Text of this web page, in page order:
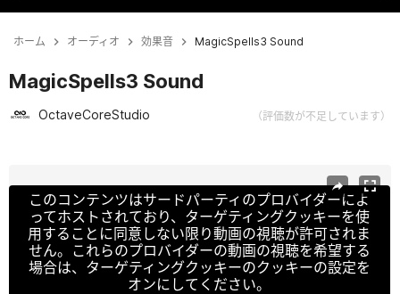
ホーム オーディオ 効果音 MagicSpells3 Sound
MagicSpells3 Sound
OctaveCoreStudio （評価数が不足しています）
このコンテンツはサードパーティのプロバイダーによ
ってホストされており、ターゲティングクッキーを使
用することに同意しない限り動画の視聴が許可されま
せん。これらのプロバイダーの動画の視聴を希望する
場合は、ターゲティングクッキーのクッキーの設定を
オンにしてください。